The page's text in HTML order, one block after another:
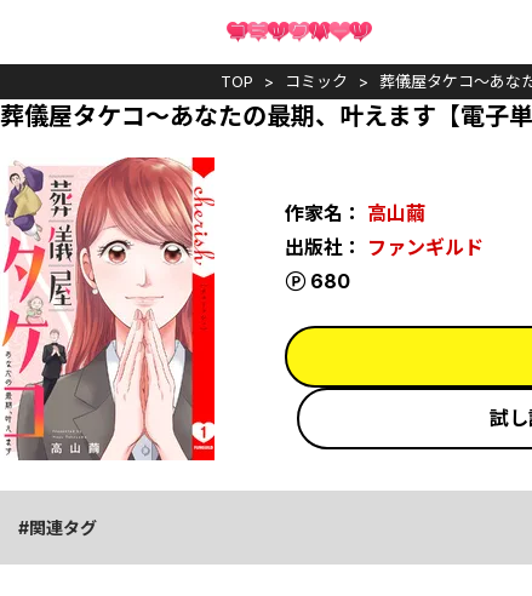
TOP コミック 葬儀屋タケコ～あな
葬儀屋タケコ～あなたの最期、叶えます【電子
作家名： 高山繭
出版社： ファンギルド
680
ポイント
試
関連タグ